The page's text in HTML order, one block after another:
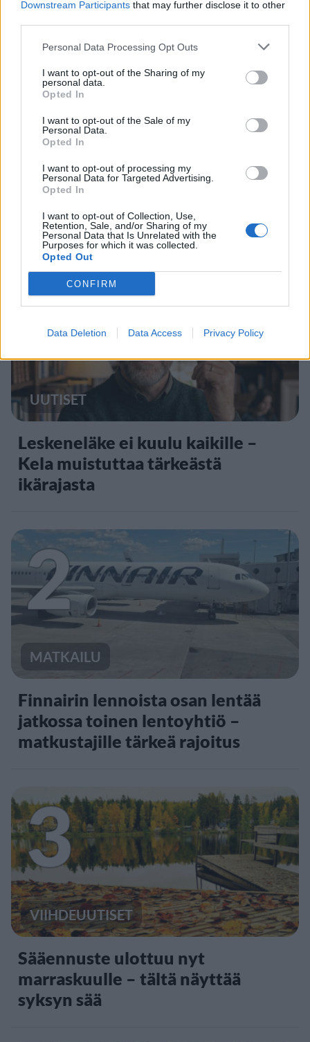
Downstream Participants that may further disclose it to other
Personal Data Processing Opt Outs
I want to opt-out of the Sharing of my
personal data.
Opted In
I want to opt-out of the Sale of my
Personal Data.
Opted In
I want to opt-out of processing my
Personal Data for Targeted Advertising.
Opted In
I want to opt-out of Collection, Use,
Retention, Sale, and/or Sharing of my
Personal Data that Is Unrelated with the
Purposes for which it was collected.
Opted Out
CONFIRM
Data Deletion Data Access Privacy Policy
Staran luetuimmat
1
UUTISET
Leskeneläke ei kuulu kaikille –
Kela muistuttaa tärkeästä
ikärajasta
2
MATKAILU
Finnairin lennoista osan lentää
jatkossa toinen lentoyhtiö –
matkustajille tärkeä rajoitus
3
VIIHDEUUTISET
Sääennuste ulottuu nyt
marraskuulle – tältä näyttää
syksyn sää